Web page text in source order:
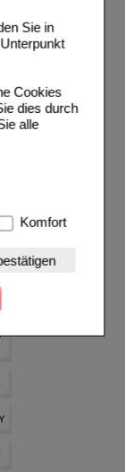
Sie in
Cookies
dies durch
alle
sich um
Warenkorb,
gestalten,
Inhalte
Komfort